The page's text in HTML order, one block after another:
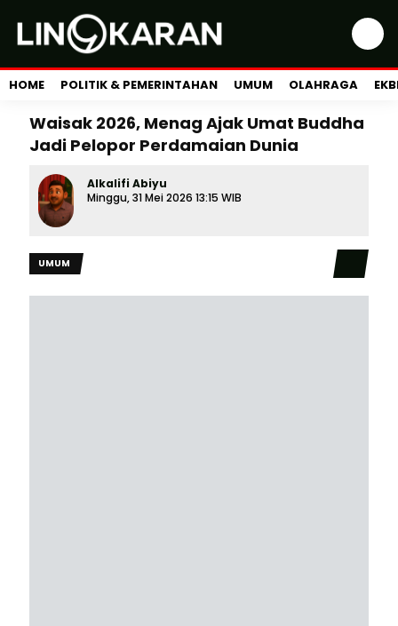
HOME POLITIK & PEMERINTAHAN UMUM OLAHRAGA
Waisak 2026, Menag Ajak Umat Buddha
Jadi Pelopor Perdamaian Dunia
Alkalifi Abiyu
Minggu, 31 Mei 2026 13:15 WIB
UMUM